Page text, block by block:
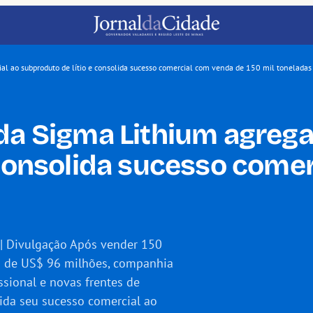
ao subproduto de lítio e consolida sucesso comercial com venda de 150 mil toneladas
Sigma Lithium
sucesso
Após vender 150
US$ 96 milhões, companhia
e novas frentes de
seu sucesso comercial ao